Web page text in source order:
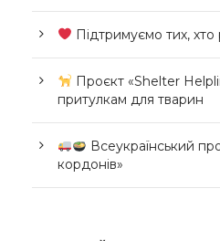
Підтримуємо тих, хто
Проєкт «Shelter
притулкам для тварин
Всеукраїнський
кордонів»